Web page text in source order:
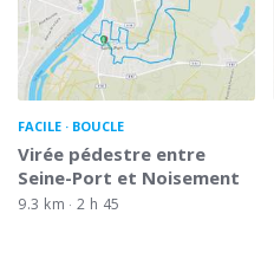
FACILE BOUCLE
Virée pédestre entre
Seine-Port et Noisement
9.3 km 2 h 45